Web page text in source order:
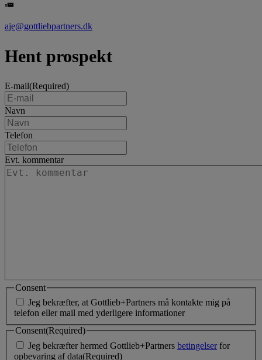
aje@gottliebpartners.dk
Hent prospekt
E-mail(Required)
Navn
Telefon
Evt. kommentar
Consent
Jeg bekræfter, at Gottlieb+Partners må kontakte mig på
telefon eller mail med yderligere informationer
Consent(Required)
Jeg bekræfter hermed Gottlieb+Partners betingelser for
opbevaring af data(Required)